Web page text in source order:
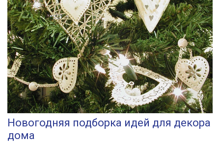
Новогодняя подборка идей для декора
дома